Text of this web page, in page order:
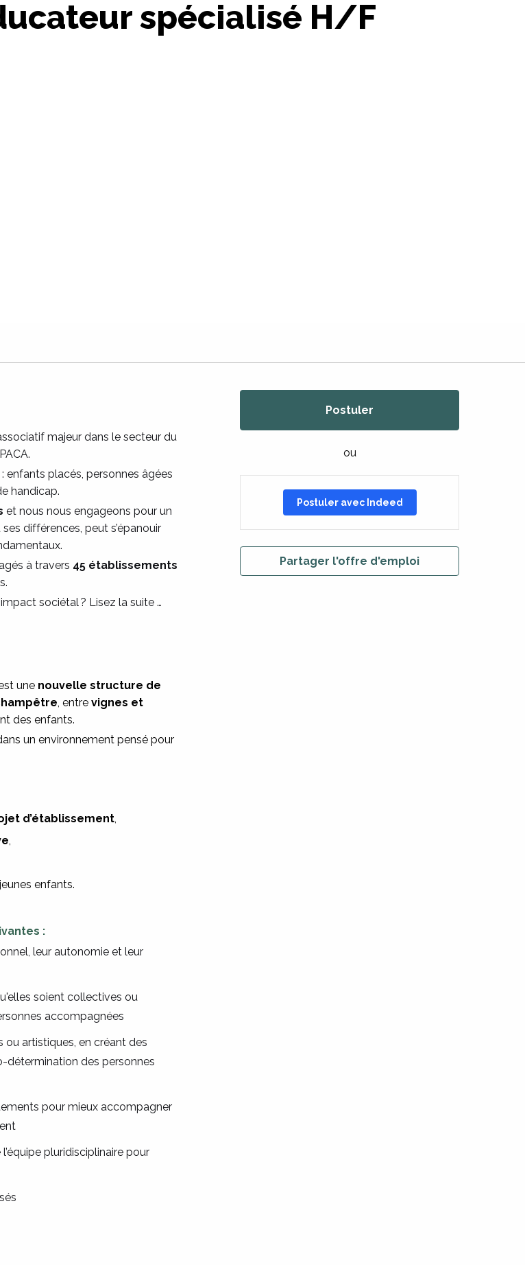
spécialisé H/F
majeur dans le secteur du
enfants placés, personnes âgées
handicap.
et nous nous engageons pour un
différences, peut s’épanouir
à travers 45 établissements
sociétal ? Lisez la suite …
une nouvelle structure de
, entre vignes et
des enfants.
un environnement pensé pour
d’établissement,
,
enfants.
:
leur autonomie et leur
soient collectives ou
accompagnées
artistiques, en créant des
détermination des personnes
pour mieux accompagner
pluridisciplinaire pour
Postuler
ou
Postuler avec Indeed
Partager l'offre d'emploi